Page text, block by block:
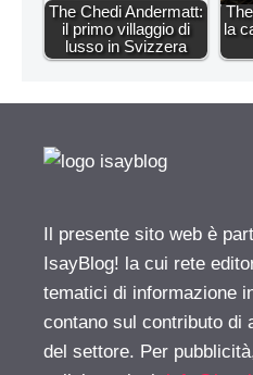
The Chedi Andermatt:
il primo villaggio di
lusso in Svizzera
la
Il presente sito web è
IsayBlog! la cui rete
tematici di informazione
contano sul contributo di
del settore. Per